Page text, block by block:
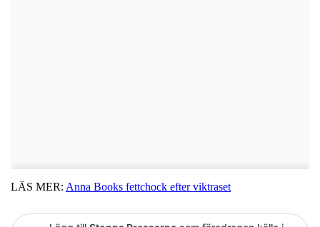
LÄS MER: Anna Books fettchock efter viktraset